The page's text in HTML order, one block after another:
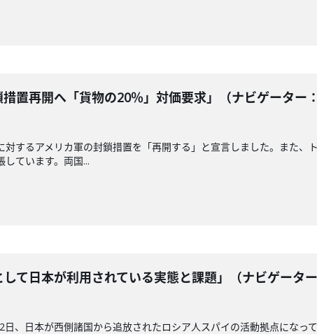
措置再開へ「貨物の20％」対価要求」（ナビゲーター
対するアメリカ軍の封鎖措置を「再開する」と宣言しました。また、
ています。両国...
して日本が利用されている実態と課題」（ナビゲータ
、日本が西側諸国から追放されたロシア人スパイの活動拠点になっ